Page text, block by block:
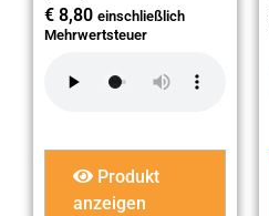
€ 8,80 einschließlich
Mehrwertsteuer
Produkt
anzeigen